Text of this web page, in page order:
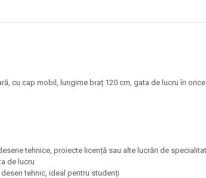
cu cap mobil, lungime braț 120 cm, gata de lucru în
tehnice, proiecte licență sau alte lucrări de
de lucru
tehnic, ideal pentru studenți